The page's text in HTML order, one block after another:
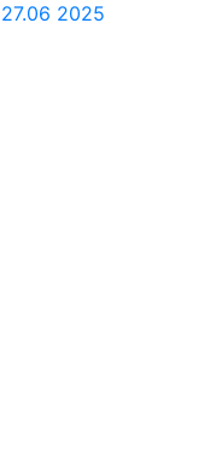
27.06 2025